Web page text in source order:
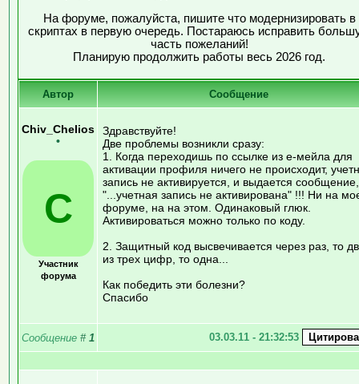
На форуме, пожалуйста, пишите что модернизировать в
скриптах в первую очередь. Постараюсь исправить
часть пожеланий!
Планирую продолжить работы весь 2026 год.
Автор Сообщение
Chiv_Chelios
•
C
Участник
форума
Здравствуйте!
Две проблемы возникли сразу:
1. Когда переходишь по ссылке из е-мейла для
активации профиля ничего не происходит,
запись не активируется, и выдается сообщение,
"...учетная запись не активирована" !!! Ни на
форуме, на на этом. Одинаковый глюк.
Активироваться можно только по коду.
2. Защитный код высвечивается через раз, то
из трех цифр, то одна...
Как победить эти болезни?
Спасибо
Сообщение # 1 03.03.11 - 21:32:53